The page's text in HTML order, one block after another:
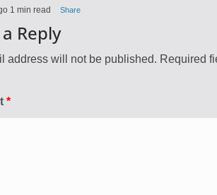
1 min read Share
Reply
address will not be published. Required
*